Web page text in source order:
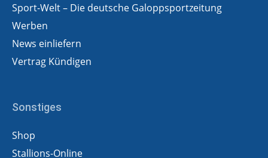
Sport-Welt – Die deutsche Galoppsportzeitung
Werben
News einliefern
Vertrag Kündigen
Sonstiges
Shop
Stallions-Online